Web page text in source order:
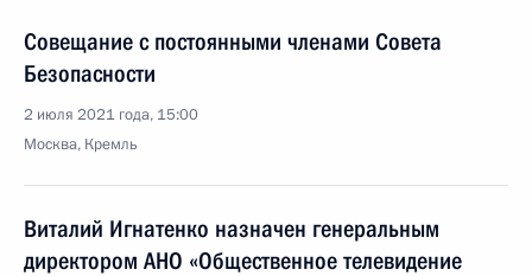
Совещание с постоянными членами Совета
Безопасности
2 июля 2021 года, 15:00
Москва, Кремль
Виталий Игнатенко назначен генеральным
директором АНО «Общественное телевидение